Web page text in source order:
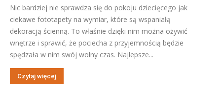
Nic bardziej nie sprawdza się do pokoju dziecięcego jak
ciekawe fototapety na wymiar, które są wspaniałą
dekoracją ścienną. To właśnie dzięki nim można ożywić
wnętrze i sprawić, że pociecha z przyjemnością będzie
spędzała w nim swój wolny czas. Najlepsze...
Czytaj więcej